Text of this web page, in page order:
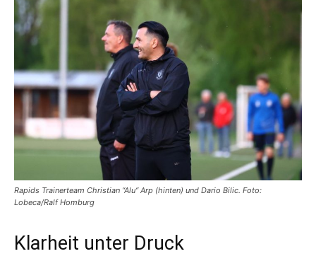
Rapids Trainerteam Christian “Alu“ Arp (hinten) und Dario Bilic. Foto:
Lobeca/Ralf Homburg
Klarheit unter Druck